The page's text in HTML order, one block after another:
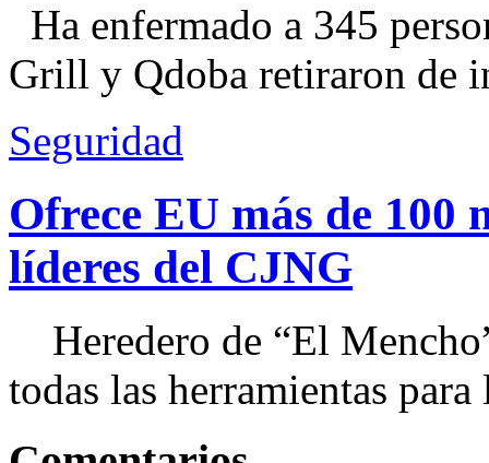
Ha enfermado a 345
Grill y Qdoba retiraron de
Seguridad
Ofrece EU más de 100
líderes del CJNG
Heredero de “El
todas las herramientas